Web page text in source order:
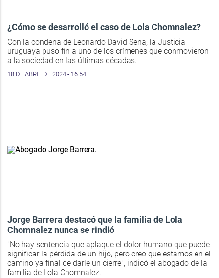
¿Cómo se desarrolló el caso de Lola Chomnalez?
Con la condena de Leonardo David Sena, la Justicia
uruguaya puso fin a uno de los crímenes que conmovieron
a la sociedad en las últimas décadas.
18 DE ABRIL DE 2024 - 16:54
Jorge Barrera destacó que la familia de Lola
Chomnalez nunca se rindió
"No hay sentencia que aplaque el dolor humano que puede
significar la pérdida de un hijo, pero creo que estamos en el
camino ya final de darle un cierre", indicó el abogado de la
familia de Lola Chomnalez.